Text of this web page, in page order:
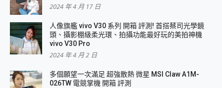
2024 年 4 月 17 日
人像旗艦 vivo V30 系列 開箱 評測! 首搭蔡司光學鏡
頭、攝影棚級柔光環、拍攝功能最好玩的美拍神機
vivo V30 Pro
2024 年 4 月 2 日
多個願望一次滿足 超強散熱 微星 MSI Claw A1M-
026TW 電競掌機 開箱 評測